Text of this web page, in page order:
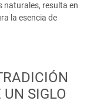
naturales, resulta en
la esencia de
SIGLO